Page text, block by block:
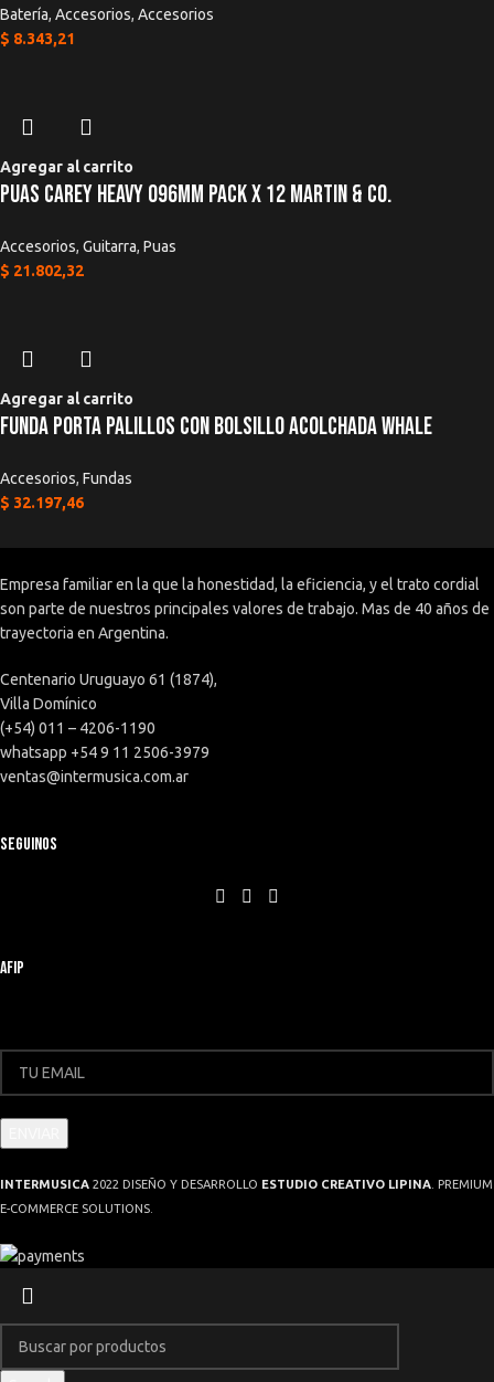
Batería, Accesorios, Accesorios
$ 8.343,21
Agregar al carrito
Puas Carey Heavy 096mm Pack x 12 Martin & Co.
Accesorios, Guitarra, Puas
$ 21.802,32
Agregar al carrito
Funda Porta Palillos Con Bolsillo Acolchada WHALE
Accesorios, Fundas
$ 32.197,46
Empresa familiar en la que la honestidad, la eficiencia, y el trato cordial
son parte de nuestros principales valores de trabajo. Mas de 40 años de
trayectoria en Argentina.
Centenario Uruguayo 61 (1874),
Villa Domínico
(+54) 011 – 4206-1190
whatsapp +54 9 11 2506-3979
ventas@intermusica.com.ar
SEGUINOS
AFIP
INTERMUSICA 2022 DISEÑO Y DESARROLLO ESTUDIO CREATIVO LIPINA. PREMIUM
E-COMMERCE SOLUTIONS.